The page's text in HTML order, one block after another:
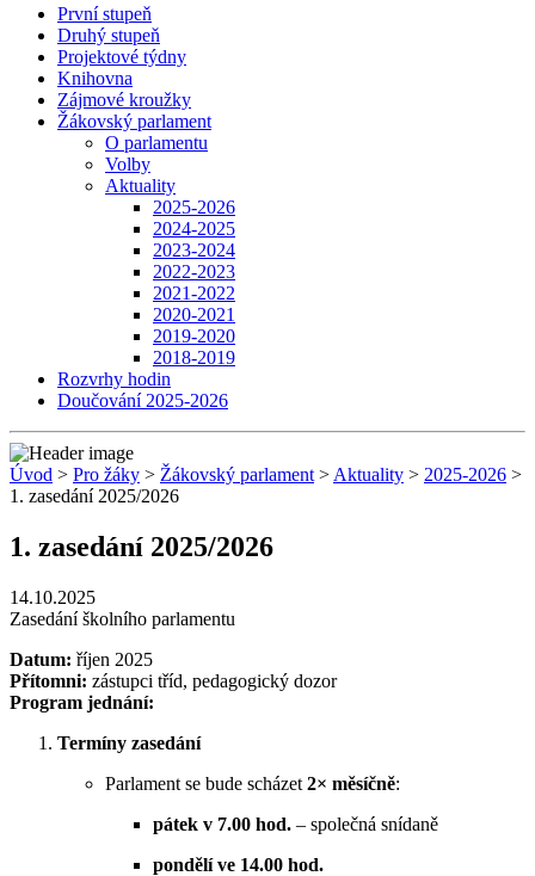
První stupeň
Druhý stupeň
Projektové týdny
Knihovna
Zájmové kroužky
Žákovský parlament
O parlamentu
Volby
Aktuality
2025-2026
2024-2025
2023-2024
2022-2023
2021-2022
2020-2021
2019-2020
2018-2019
Rozvrhy hodin
Doučování 2025-2026
Úvod > Pro žáky > Žákovský parlament > Aktuality > 2025-2026 >
1. zasedání 2025/2026
1. zasedání 2025/2026
14.10.2025
Zasedání školního parlamentu
Datum: říjen 2025
Přítomni: zástupci tříd, pedagogický dozor
Program jednání:
Termíny zasedání
Parlament se bude scházet 2× měsíčně:
pátek v 7.00 hod. – společná snídaně
pondělí ve 14.00 hod.